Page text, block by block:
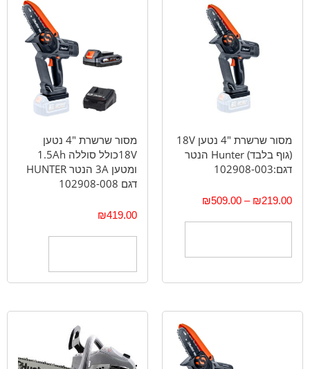
מסור שרשרת "4 נטען 18V
(גוף בלבד) Hunter הנטר
דגם:102908-003
₪219.00
–
₪509.00
מסור שרשרת "4 נטען
18Vכולל סוללה 1.5Ah
ומטען 3A הנטר HUNTER
דגם 102908-008
₪419.00